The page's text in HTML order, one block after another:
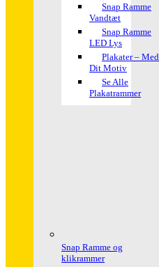
Snap Ramme
Vandtæt
Snap Ramme
LED Lys
Plakater – Med
Dit Motiv
Se Alle
Plakatrammer
Snap Ramme og
klikrammer